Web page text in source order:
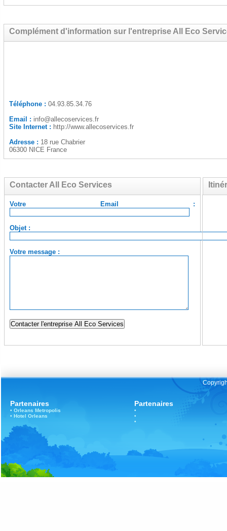
Complément d'information sur l'entreprise All Eco
Téléphone : 04.93.85.34.76
Email : info@allecoservices.fr
Site Internet : http://www.allecoservices.fr
Adresse : 18 rue Chabrier
06300 NICE France
Contacter All Eco Services
Votre Email :
Objet :
Votre message :
Partenaires
• Orleans Metropolis
• Hotel Orleans
Partenaires
•
•
•